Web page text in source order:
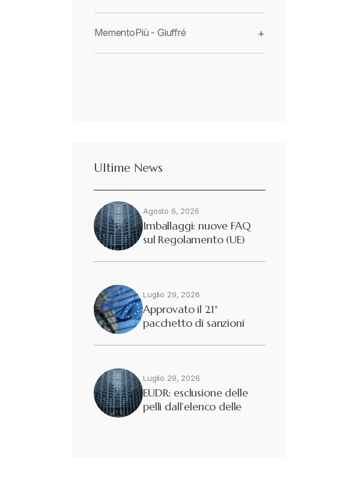
MementoPiù - Giuffré +
Ultime News
Agosto 6, 2026
Imballaggi: nuove FAQ
sul Regolamento (UE)
Luglio 29, 2026
Approvato il 21°
pacchetto di sanzioni
Luglio 29, 2026
EUDR: esclusione delle
pelli dall’elenco delle